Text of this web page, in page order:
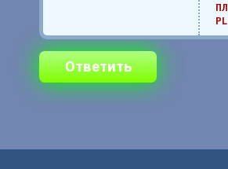
Ответить